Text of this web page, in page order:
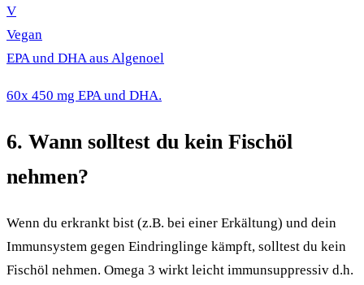
V
Vegan
EPA und DHA aus Algenoel
60x 450 mg EPA und DHA.
6. Wann solltest du kein Fischöl
nehmen?
Wenn du erkrankt bist (z.B. bei einer Erkältung) und dein
Immunsystem gegen Eindringlinge kämpft, solltest du kein
Fischöl nehmen. Omega 3 wirkt leicht immunsuppressiv d.h.